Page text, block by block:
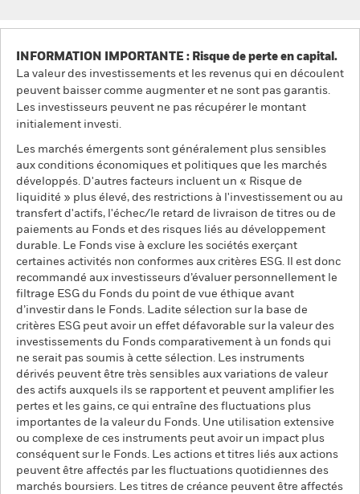
INFORMATION IMPORTANTE : Risque de perte en capital.
La valeur des investissements et les revenus qui en découlent
peuvent baisser comme augmenter et ne sont pas garantis.
Les investisseurs peuvent ne pas récupérer le montant
initialement investi.
Les marchés émergents sont généralement plus sensibles
aux conditions économiques et politiques que les marchés
développés. D'autres facteurs incluent un « Risque de
liquidité » plus élevé, des restrictions à l'investissement ou au
transfert d'actifs, l'échec/le retard de livraison de titres ou de
paiements au Fonds et des risques liés au développement
durable. Le Fonds vise à exclure les sociétés exerçant
certaines activités non conformes aux critères ESG. Il est donc
recommandé aux investisseurs d’évaluer personnellement le
filtrage ESG du Fonds du point de vue éthique avant
d’investir dans le Fonds. Ladite sélection sur la base de
critères ESG peut avoir un effet défavorable sur la valeur des
investissements du Fonds comparativement à un fonds qui
ne serait pas soumis à cette sélection. Les instruments
dérivés peuvent être très sensibles aux variations de valeur
des actifs auxquels ils se rapportent et peuvent amplifier les
pertes et les gains, ce qui entraîne des fluctuations plus
importantes de la valeur du Fonds. Une utilisation extensive
ou complexe de ces instruments peut avoir un impact plus
conséquent sur le Fonds. Les actions et titres liés aux actions
peuvent être affectés par les fluctuations quotidiennes des
marchés boursiers. Les titres de créance peuvent être affectés